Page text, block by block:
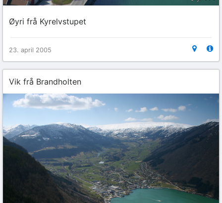
Øyri frå Kyrelvstupet
23. april 2005
Vik frå Brandholten